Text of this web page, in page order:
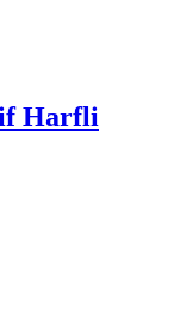
Harfli